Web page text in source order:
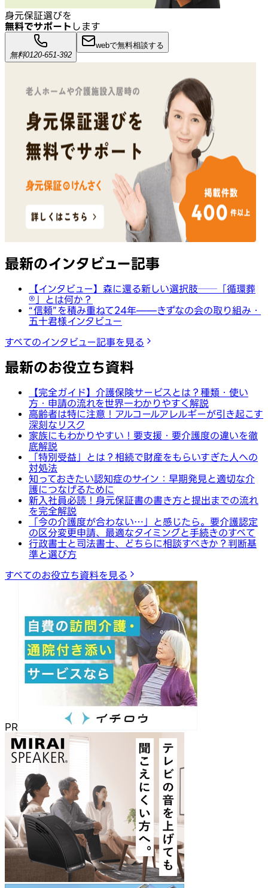
身元保証選びを
無料でサポート します
無料0120-651-392
webで無料相談する
最新のインタビュー記事
【インタビュー】森に還る新しい選択肢──「循環葬
®︎」とは何か？
“信頼”を積み重ねて24年——きずなの会の取り組み・
五十君様インタビュー
すべてのインタビュー記事を見る
最新のお役立ち資料
【完全ガイド】介護保険サービスとは？種類・使い
方・申請の流れを世界一わかりやすく解説
高齢者は特に注意！アルコールアレルギーが引き起こす
深刻なリスク
家族にもわかりやすい！要支援・要介護度の違いを徹
底解説
「特別受益」とは？相続で財産をもらいすぎた人への
対処法
知っておきたい認知症のサイン：早期発見と適切な介
護につなげるために
新入社員必読！身元保証書の書き方と提出までの流れ
を完全解説
「今の介護度が合わない…」と感じたら。要介護認定
の区分変更申請、最適なタイミングと手続きのすべて
行政書士と司法書士、どちらに相談すべきか？判断基
準と選び方
すべてのお役立ち資料を見る
PR